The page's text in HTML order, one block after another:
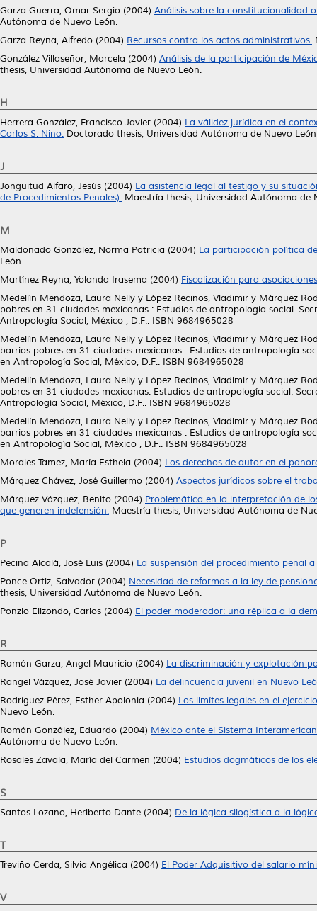
Garza Guerra, Omar Sergio (2004) Análisis sobre la constitucionalidad
Autónoma de Nuevo León.
Garza Reyna, Alfredo (2004) Recursos contra los actos administrativos.
González Villaseñor, Marcela (2004) Análisis de la participación de
thesis, Universidad Autónoma de Nuevo León.
H
Herrera González, Francisco Javier (2004) La válidez jurídica en el
Carlos S. Nino. Doctorado thesis, Universidad Autónoma de Nuevo
J
Jonguitud Alfaro, Jesús (2004) La asistencia legal al testigo y su
de Procedimientos Penales). Maestría thesis, Universidad Autónoma de
M
Maldonado González, Norma Patricia (2004) La participación política
León.
Martínez Reyna, Yolanda Irasema (2004) Fiscalización para
Medellín Mendoza, Laura Nelly y López Recinos, Vladimir y Márquez
pobres en 31 ciudades mexicanas : Estudios de antropología social.
Antropología Social, México , D.F.. ISBN 9684965028
Medellín Mendoza, Laura Nelly y López Recinos, Vladimir y Márquez
barrios pobres en 31 ciudades mexicanas : Estudios de antropología
en Antropología Social, México, D.F.. ISBN 9684965028
Medellín Mendoza, Laura Nelly y López Recinos, Vladimir y Márquez
pobres en 31 ciudades mexicanas: Estudios de antropología social.
Antropología Social, México, D.F.. ISBN 9684965028
Medellín Mendoza, Laura Nelly y López Recinos, Vladimir y Márquez
barrios pobres en 31 ciudades mexicanas : Estudios de antropología
en Antropología Social, México , D.F.. ISBN 9684965028
Morales Tamez, María Esthela (2004) Los derechos de autor en el
Márquez Chávez, José Guillermo (2004) Aspectos jurídicos sobre el
Márquez Vázquez, Benito (2004) Problemática en la interpretación de
que generen indefensión. Maestría thesis, Universidad Autónoma de
P
Pecina Alcalá, José Luis (2004) La suspensión del procedimiento penal
Ponce Ortiz, Salvador (2004) Necesidad de reformas a la ley de
thesis, Universidad Autónoma de Nuevo León.
Ponzio Elizondo, Carlos (2004) El poder moderador: una réplica a la
R
Ramón Garza, Angel Mauricio (2004) La discriminación y explotación
Rangel Vázquez, José Javier (2004) La delincuencia juvenil en Nuevo
Rodríguez Pérez, Esther Apolonia (2004) Los limítes legales en el
Nuevo León.
Román González, Eduardo (2004) México ante el Sistema
Autónoma de Nuevo León.
Rosales Zavala, María del Carmen (2004) Estudios dogmáticos de los
S
Santos Lozano, Heriberto Dante (2004) De la lógica silogística a la
T
Treviño Cerda, Silvia Angélica (2004) El Poder Adquisitivo del salario
V